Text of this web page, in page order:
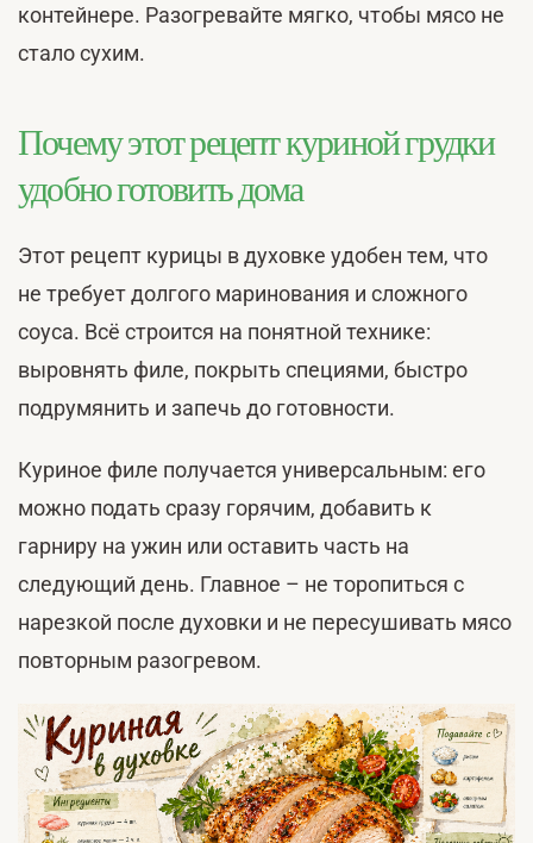
контейнере. Разогревайте мягко, чтобы мясо не
стало сухим.
Почему этот рецепт куриной грудки
удобно готовить дома
Этот рецепт курицы в духовке удобен тем, что
не требует долгого маринования и сложного
соуса. Всё строится на понятной технике:
выровнять филе, покрыть специями, быстро
подрумянить и запечь до готовности.
Куриное филе получается универсальным: его
можно подать сразу горячим, добавить к
гарниру на ужин или оставить часть на
следующий день. Главное – не торопиться с
нарезкой после духовки и не пересушивать мясо
повторным разогревом.